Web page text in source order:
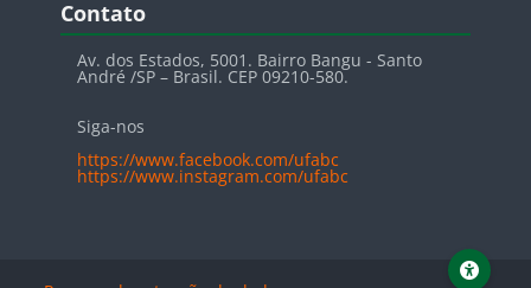
Contato
Av. dos Estados, 5001. Bairro Bangu - Santo
André /SP – Brasil. CEP 09210-580.
Siga-nos
https://www.facebook.com/ufabc
https://www.instagram.com/ufabc